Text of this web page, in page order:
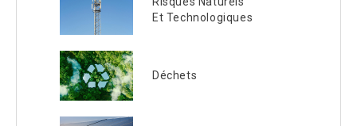
Et Technologiques
Déchets